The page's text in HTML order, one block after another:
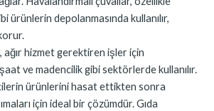
ürünlerin depolanmasında kullanılır,
ağır hizmet gerektiren işler için
ve madencilik gibi sektörlerde kullanılır.
ürünlerini hasat ettikten sonra
için ideal bir çözümdür. Gıda